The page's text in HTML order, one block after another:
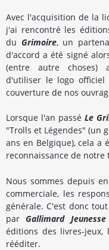
Avec l'acquisition de la
j'ai rencontré les
du Grimoire, un
d'accord a été signé
(entre autre choses)
d'utiliser le logo
couverture de nos
Lorsque l'an passéLe
"Trolls et Légendes" (un
ans en Belgique), cela a
reconnaissance de notre
Nous sommes depuis
commerciale, les
générale. C'est donc
par Gallimard Jeunesse
éditions des livres-
rééditer.